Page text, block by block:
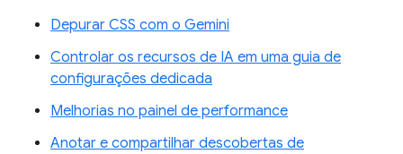
Depurar CSS com o Gemini
Controlar os recursos de IA em uma guia de
configurações dedicada
Melhorias no painel de performance
Anotar e compartilhar descobertas de